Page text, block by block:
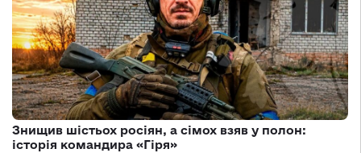
Знищив шістьох росіян, а сімох взяв у полон:
історія командира «Гіря»